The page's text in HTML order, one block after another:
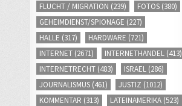
FLUCHT / MIGRATION (239) FOTOS (380)
GEHEIMDIENST/SPIONAGE (227)
HALLE (317) HARDWARE (721)
INTERNET (2671) INTERNETHANDEL (413)
INTERNETRECHT (483) ISRAEL (286)
JOURNALISMUS (461) JUSTIZ (1012)
KOMMENTAR (313) LATEINAMERIKA (523)